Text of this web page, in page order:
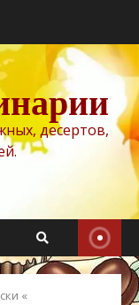
десертов,
«